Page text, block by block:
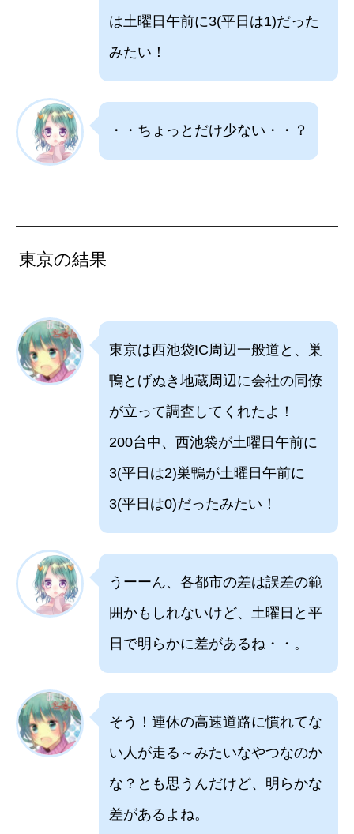
は土曜日午前に3(平日は1)だった
みたい！
・・ちょっとだけ少ない・・？
東京の結果
東京は西池袋IC周辺一般道と、巣
鴨とげぬき地蔵周辺に会社の同僚
が立って調査してくれたよ！
200台中、西池袋が土曜日午前に
3(平日は2)巣鴨が土曜日午前に
3(平日は0)だったみたい！
うーーん、各都市の差は誤差の範
囲かもしれないけど、土曜日と平
日で明らかに差があるね・・。
そう！連休の高速道路に慣れてな
い人が走る～みたいなやつなのか
な？とも思うんだけど、明らかな
差があるよね。